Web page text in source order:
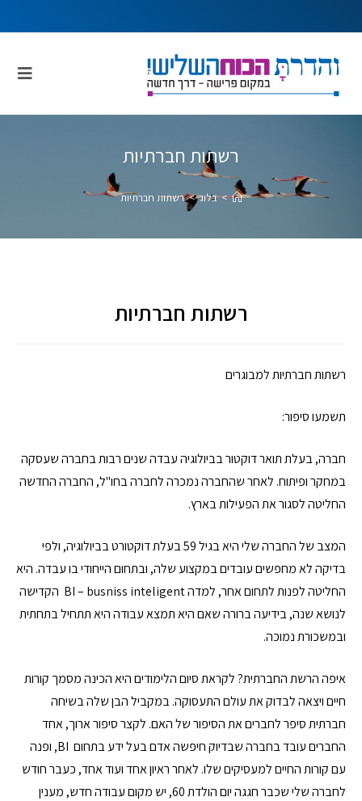
רשתות חברתיות
> בלוג > רשתות חברתיות
רשתות חברתיות
רשתות חברתיות למבוגרים
תשמעו סיפור:
חברה, בעלת תואר דוקטור בביולוגיה עבדה שנים רבות בחברה שעסקה
במחקר ופיתוח. לאחר שהחברה נמכרה לחברה בחו"ל, החברה החדשה
החליטה לסגור את הפעילות בארץ.
המצב של החברה שלי היא בגיל 59 בעלת דוקטורט בביולוגיה, ולפי
בדיקה לא מחפשים עובדים במקצוע שלה, ובתחום הייחודי בו עבדה. היא
החליטה לפנות לתחום אחר, למדה BI – busniss inteligent הקדישה
לנושא שנה, בידיעה ברורה שאם היא תמצא עבודה היא תתחיל בתחתית
ובמשכורת נמוכה.
איפה הרשת החברתית? לקראת סיום הלימודים היא הכינה מסמך קורות
חיים ויצאה לבדוק את עולם התעסוקה. במקביל הבן שלה בשיחה
חברתית סיפר לחברים את הסיפור של האם. לקצר סיפור ארוך, אחד
החברים עובד בחברה שבדיוק חיפשה אדם בעל ידע בתחום BI, ופנה
עם קורות החיים למעסיקים שלו. לאחר ראיון אחד ועוד אחד, כעבר חודש
לחברה שלי שכבר חגגה יום הולדת 60, יש מקום עבודה חדש, מענין